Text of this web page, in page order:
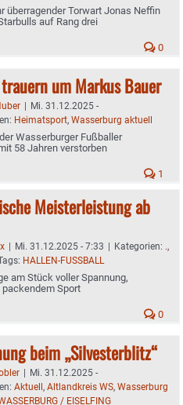
überragender Torwart Jonas Neffin
auf Rang drei
0
um Markus Bauer
| Mi. 31.12.2025 -
Heimatsport, Wasserburg aktuell
Wasserburger Fußballer
58 Jahren verstorben
1
Meisterleistung ab
| Mi. 31.12.2025 - 7:33 | Kategorien: .,
HALLEN-FUSSBALL
am Stück voller Spannung,
Sport
0
beim „Silvesterblitz“
| Mi. 31.12.2025 -
Aktuell, Altlandkreis WS, Wasserburg
/ EISELFING